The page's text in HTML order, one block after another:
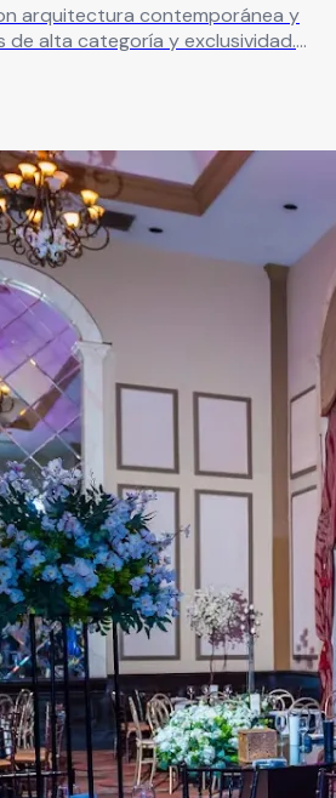
arquitectura contemporánea y
de alta categoría y exclusividad.